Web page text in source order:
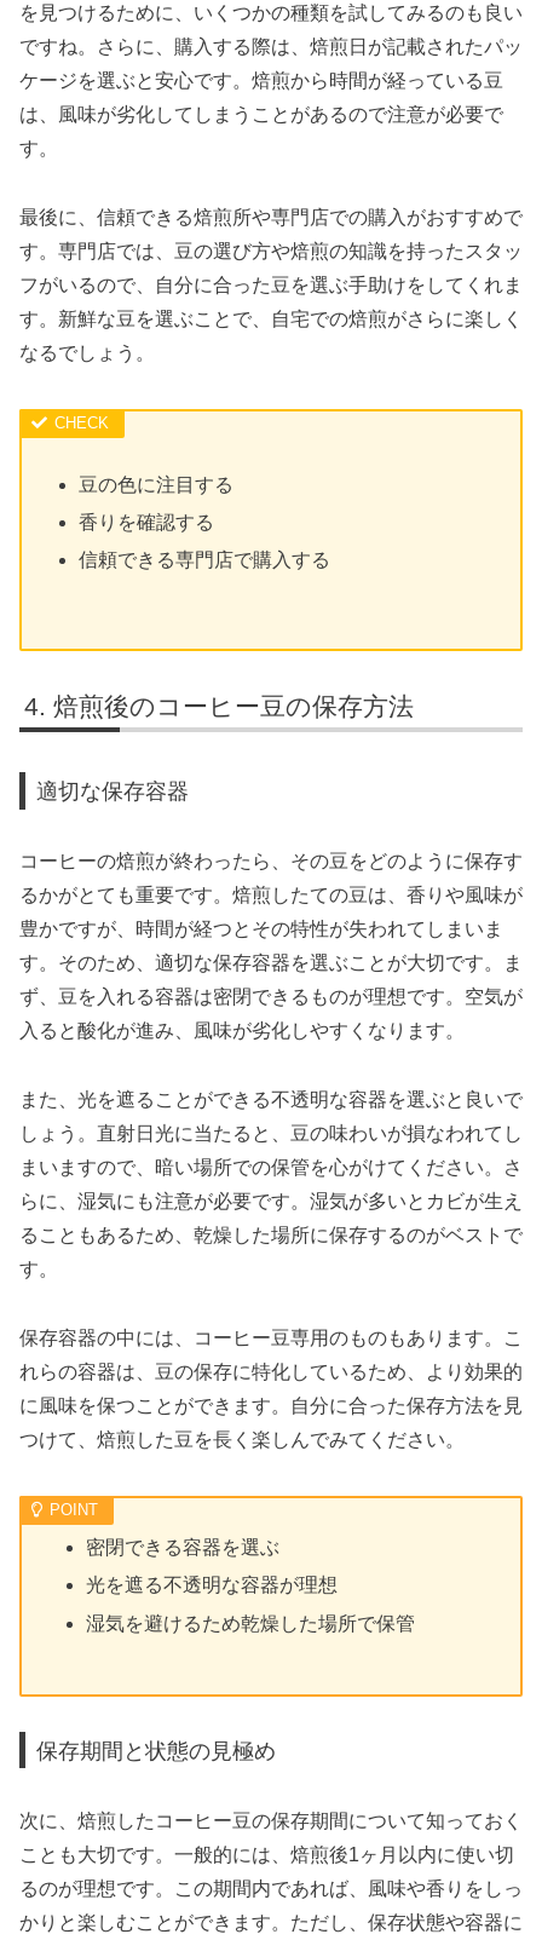
を見つけるために、いくつかの種類を試してみるのも良い
ですね。さらに、購入する際は、焙煎日が記載されたパッ
ケージを選ぶと安心です。焙煎から時間が経っている豆
は、風味が劣化してしまうことがあるので注意が必要で
す。
最後に、信頼できる焙煎所や専門店での購入がおすすめで
す。専門店では、豆の選び方や焙煎の知識を持ったスタッ
フがいるので、自分に合った豆を選ぶ手助けをしてくれま
す。新鮮な豆を選ぶことで、自宅での焙煎がさらに楽しく
なるでしょう。
豆の色に注目する
香りを確認する
信頼できる専門店で購入する
焙煎後のコーヒー豆の保存方法
適切な保存容器
コーヒーの焙煎が終わったら、その豆をどのように保存す
るかがとても重要です。焙煎したての豆は、香りや風味が
豊かですが、時間が経つとその特性が失われてしまいま
す。そのため、適切な保存容器を選ぶことが大切です。ま
ず、豆を入れる容器は密閉できるものが理想です。空気が
入ると酸化が進み、風味が劣化しやすくなります。
また、光を遮ることができる不透明な容器を選ぶと良いで
しょう。直射日光に当たると、豆の味わいが損なわれてし
まいますので、暗い場所での保管を心がけてください。さ
らに、湿気にも注意が必要です。湿気が多いとカビが生え
ることもあるため、乾燥した場所に保存するのがベストで
す。
保存容器の中には、コーヒー豆専用のものもあります。こ
れらの容器は、豆の保存に特化しているため、より効果的
に風味を保つことができます。自分に合った保存方法を見
つけて、焙煎した豆を長く楽しんでみてください。
密閉できる容器を選ぶ
光を遮る不透明な容器が理想
湿気を避けるため乾燥した場所で保管
保存期間と状態の見極め
次に、焙煎したコーヒー豆の保存期間について知っておく
ことも大切です。一般的には、焙煎後1ヶ月以内に使い切
るのが理想です。この期間内であれば、風味や香りをしっ
かりと楽しむことができます。ただし、保存状態や容器に